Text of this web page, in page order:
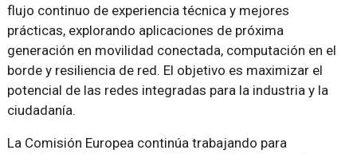
flujo continuo de experiencia técnica y mejores
prácticas, explorando aplicaciones de próxima
generación en movilidad conectada, computación en el
borde y resiliencia de red. El objetivo es maximizar el
potencial de las redes integradas para la industria y la
ciudadanía.
La Comisión Europea continúa trabajando para